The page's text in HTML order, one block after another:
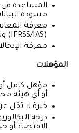
المساعدة في
مسودة
معرفة
(IFRSS/IAS) وتطبيقها
معرفة
المؤهلات
أو أي هيئة
خبرة لا تقل
درجة
الاقتصاد أو